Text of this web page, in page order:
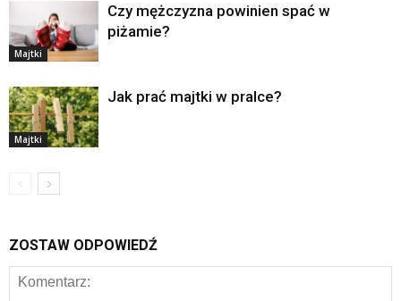
Majtki
Czy mężczyzna powinien spać w
piżamie?
Majtki
Jak prać majtki w pralce?
ZOSTAW ODPOWIEDŹ